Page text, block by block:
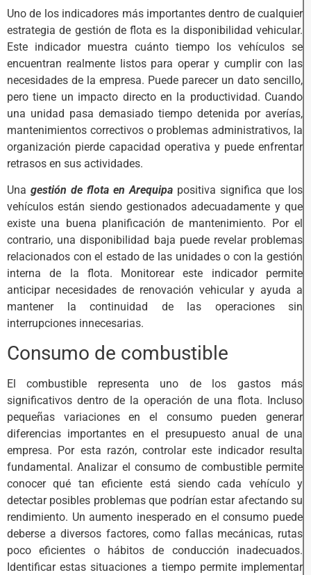
Uno de los indicadores más importantes dentro de cualquier
estrategia de gestión de flota es la disponibilidad vehicular.
Este indicador muestra cuánto tiempo los vehículos se
encuentran realmente listos para operar y cumplir con las
necesidades de la empresa. Puede parecer un dato sencillo,
pero tiene un impacto directo en la productividad. Cuando
una unidad pasa demasiado tiempo detenida por averías,
mantenimientos correctivos o problemas administrativos, la
organización pierde capacidad operativa y puede enfrentar
retrasos en sus actividades.
Una gestión de flota en Arequipa positiva significa que los
vehículos están siendo gestionados adecuadamente y que
existe una buena planificación de mantenimiento. Por el
contrario, una disponibilidad baja puede revelar problemas
relacionados con el estado de las unidades o con la gestión
interna de la flota. Monitorear este indicador permite
anticipar necesidades de renovación vehicular y ayuda a
mantener la continuidad de las operaciones sin
interrupciones innecesarias.
Consumo de combustible
El combustible representa uno de los gastos más
significativos dentro de la operación de una flota. Incluso
pequeñas variaciones en el consumo pueden generar
diferencias importantes en el presupuesto anual de una
empresa. Por esta razón, controlar este indicador resulta
fundamental. Analizar el consumo de combustible permite
conocer qué tan eficiente está siendo cada vehículo y
detectar posibles problemas que podrían estar afectando su
rendimiento. Un aumento inesperado en el consumo puede
deberse a diversos factores, como fallas mecánicas, rutas
poco eficientes o hábitos de conducción inadecuados.
Identificar estas situaciones a tiempo permite implementar